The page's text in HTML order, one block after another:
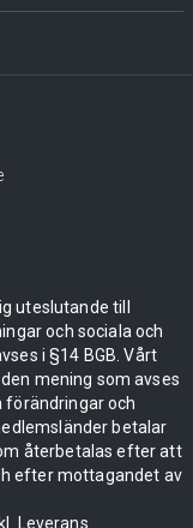
uteslutande till
och sociala och
i §14 BGB. Vårt
mening som avses
förändringar och
betalar
återbetalas efter att
efter mottagandet av
Leverans